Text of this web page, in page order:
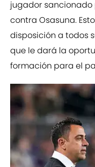
jugador
contra Osasuna.
disposición a todos
que le dará la
formación para el